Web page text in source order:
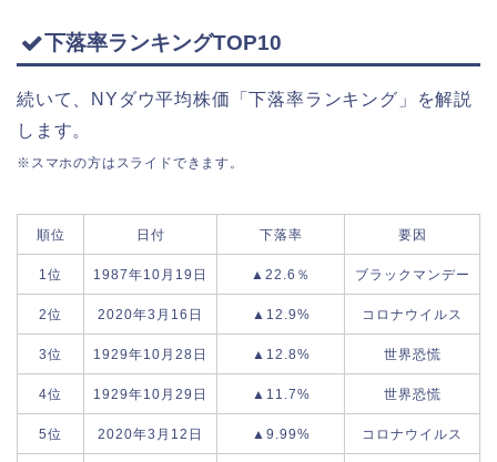
下落率ランキングTOP10
続いて、NYダウ平均株価「下落率ランキング」を解説
します。
※スマホの方はスライドできます。
順位 日付 下落率 要因
1位 1987年10月19日 ▲22.6％ ブラックマンデー
2位 2020年3月16日 ▲12.9% コロナウイルス
3位 1929年10月28日 ▲12.8% 世界恐慌
4位 1929年10月29日 ▲11.7% 世界恐慌
5位 2020年3月12日 ▲9.99% コロナウイルス